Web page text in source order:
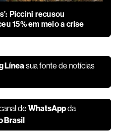
Piccini recusou
15% em meio a crise
Líneasua fonte de notícias
deWhatsAppda
Brasil